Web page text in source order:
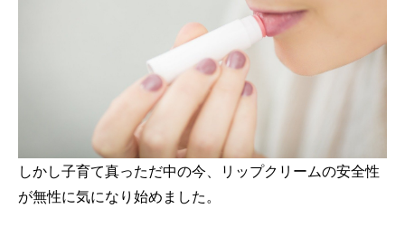
しかし子育て真っただ中の今、リップクリームの安全性
が無性に気になり始めました。